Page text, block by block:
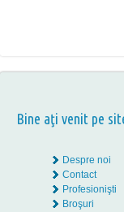
Bine aţi venit pe
Despre noi
Contact
Profesionişti
Broşuri